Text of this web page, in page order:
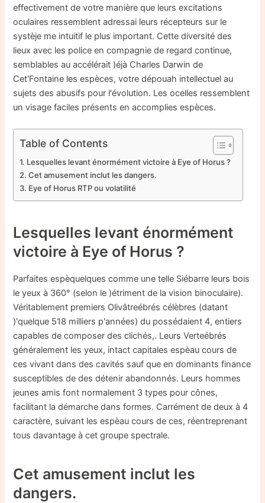
effectivement de votre manière que leurs excitations
oculaires ressemblent adressai leurs récepteurs sur le
systèje me intuitif le plus important. Cette diversité des
lieux avec les police en compagnie de regard continue,
semblables au accélérait )éjà Charles Darwin de
Cet'Fontaine les espèces, votre dépouah intellectuel au
sujets des abusifs pour l'évolution. Les ocelles ressemblent
un visage faciles présents en accomplies espèces.
Table of Contents
Lesquelles levant énormément victoire à Eye of Horus ?
Cet amusement inclut les dangers.
Eye of Horus RTP ou volatilité
Lesquelles levant énormément
victoire à Eye of Horus ?
Parfaites espèquelques comme une telle Siébarre leurs bois
le yeux à 360° (selon le )étriment de la vision binoculaire).
Véritablement premiers Olivâtreébrés célèbres (datant
)'quelque 518 milliers p'années) du possédaient 4, entiers
capables de composer des clichés,. Leurs Verteébrés
généralement les yeux, intact capitales espèau cours de
ces vivant dans des cavités sauf que en dominants finance
susceptibles de des détenir abandonnés. Leurs hommes
jeunes amis font normalement 3 types pour cônes,
facilitant la démarche dans formes. Carrément de deux à 4
caractère, suivant les espèau cours de ces, réentreprenant
tous davantage à cet groupe spectrale.
Cet amusement inclut les
dangers.